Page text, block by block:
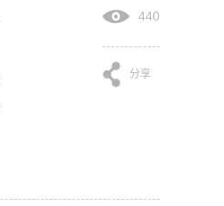
440
分享